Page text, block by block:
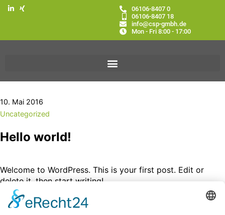
06106-8407 0
06106-8407 18
info@csp-gmbh.de
Mon - Fri 8:00 - 17:00
10. Mai 2016
Uncategorized
Hello world!
Welcome to WordPress. This is your first post. Edit or
delete it, then start writing!